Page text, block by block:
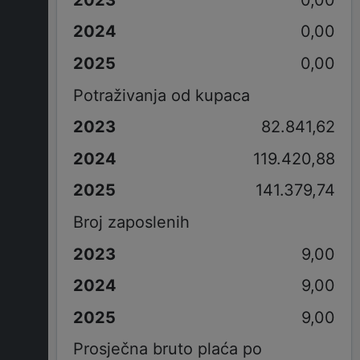
0,00
0,00
Potraživanja od kupaca
82.841,62
119.420,88
141.379,74
Broj zaposlenih
9,00
9,00
9,00
Prosječna bruto plaća po